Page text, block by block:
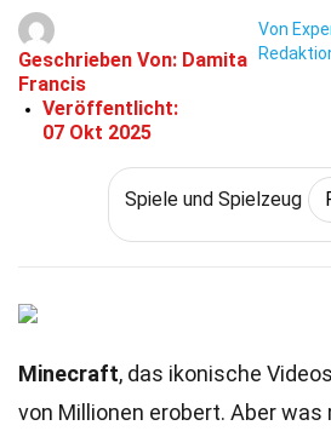
Geschrieben Von: Damita
Francis
Veröffentlicht:
07 Okt 2025
Von
Spiele und Spielzeug
Minecraft, das ikonische
von Millionen erobert. Aber